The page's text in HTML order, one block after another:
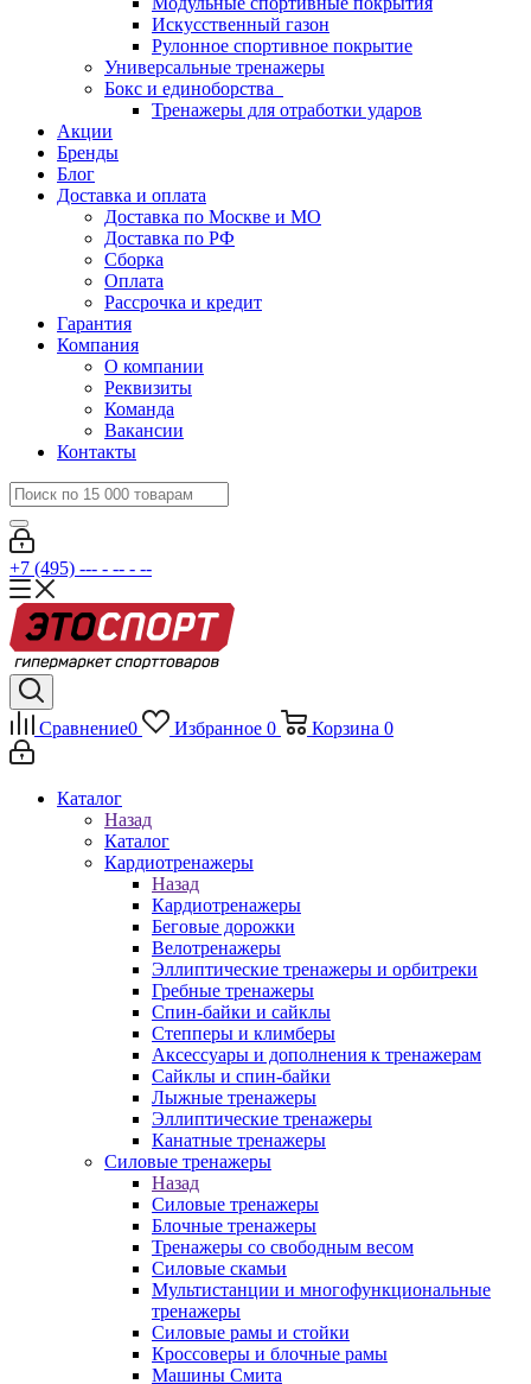
Искусственный газон
Рулонное спортивное покрытие
Универсальные тренажеры
Бокс и единоборства
Тренажеры для отработки ударов
Акции
Бренды
Блог
Доставка и оплата
Доставка по Москве и МО
Доставка по РФ
Сборка
Оплата
Рассрочка и кредит
Гарантия
Компания
О компании
Реквизиты
Команда
Вакансии
Контакты
+7 (495) --- - -- - --
Сравнение0 Избранное 0 Корзина 0
Каталог
Назад
Каталог
Кардиотренажеры
Назад
Кардиотренажеры
Беговые дорожки
Велотренажеры
Эллиптические тренажеры и орбитреки
Гребные тренажеры
Спин-байки и сайклы
Степперы и климберы
Аксессуары и дополнения к тренажерам
Сайклы и спин-байки
Лыжные тренажеры
Эллиптические тренажеры
Канатные тренажеры
Силовые тренажеры
Назад
Силовые тренажеры
Блочные тренажеры
Тренажеры со свободным весом
Силовые скамьи
Мультистанции и многофункциональные
тренажеры
Силовые рамы и стойки
Кроссоверы и блочные рамы
Машины Смита